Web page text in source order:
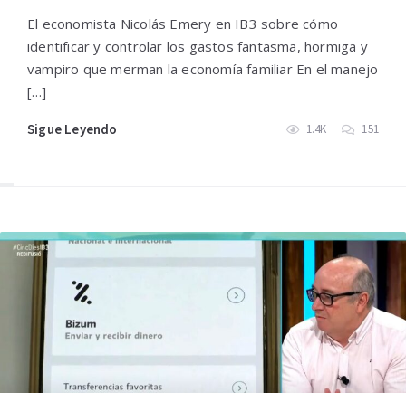
El economista Nicolás Emery en IB3 sobre cómo
identificar y controlar los gastos fantasma, hormiga y
vampiro que merman la economía familiar En el manejo
[…]
Sigue Leyendo 1.4K 151